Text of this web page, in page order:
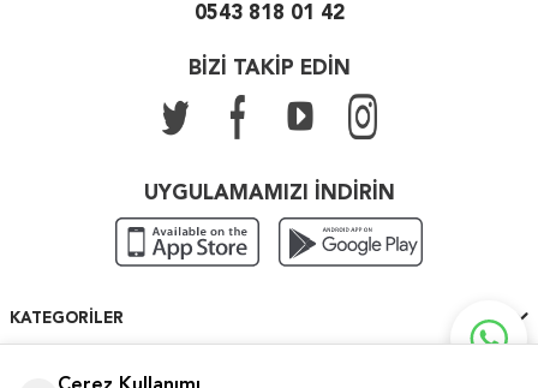
0543 818 01 42
BİZİ TAKİP EDİN
UYGULAMAMIZI İNDİRİN
KATEGORILER